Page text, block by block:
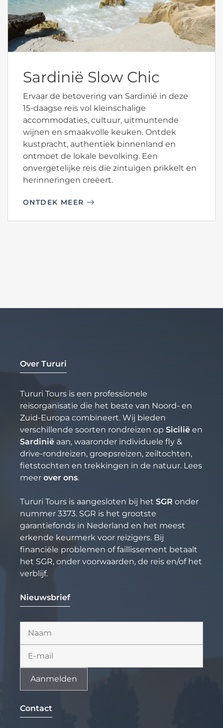
Sardinië Slow Chic
Ervaar de betovering van Sardinië in deze
15-daagse reis vol kleinschalige
accommodaties, cultuur, uitmuntende
wijnen en smaakvolle keuken. Ontdek
kustpracht, authentiek binnenland en
ontmoet de lokale bevolking. Een
onvergetelijke reis die zintuigen prikkelt en
herinneringen creëert.
ONTDEK MEER
Over Tururi
Tururi Tours is een professionele
reisorganisatie die het beste van Noord- en
Zuid-Europa combineert. Wij bieden
verschillende soorten rondreizen op Sicilië en
Sardinië aan, waaronder individuele fly &
drive-rondreizen, groepsreizen, zeiltochten,
fietstochten en trekkingen in de natuur. Lees
meer over ons.
Tururi Tours is aangesloten bij het SGR onder
nummer 3373. SGR is het grootste
garantiefonds in Nederland en het meest
erkende keurmerk voor reizigers. Bij
financiële problemen of faillissement betaalt
het SGR, onder voorwaarden, de reis en/of het
verblijf.
Nieuwsbrief
Alternative:
Contact